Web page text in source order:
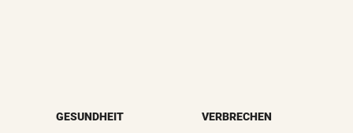
GESUNDHEIT VERBRECHEN